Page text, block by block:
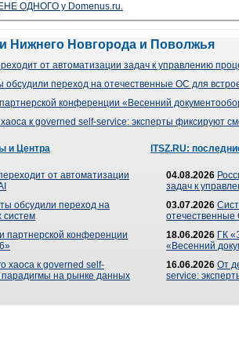
ОДНОГО у Domenus.ru.
Нижнего Новгорода и Поволжья
от автоматизации задач к управлению
переход на отечественные ОС для
конференции «Весенний
к governed self-service: эксперты фиксируют
и Центра
от автоматизации
обсудили переход на
систем
партнерской конференции
хаоса к governed self-
на рынке данных
ITSZ.RU:
04.08.2026
задач к
03.07.2026
18.06.2026 ГК
«Весенний
16.06.2026 От
service: